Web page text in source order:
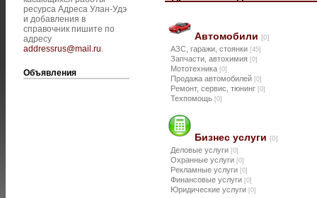
ресурса Адреса Улан-Удэ
и добавления в
справочник пишите по
адресу
addressrus@mail.ru.
Объявления
Автомобили [0]
АЗС, гаражи, стоянки [45]
Запчасти, автохимия [0]
Мототехника [0]
Продажа автомобилей [0]
Ремонт, сервис, тюнинг [0]
Техпомощь [0]
Бизнес услуги [0]
Деловые услуги [0]
Охранные услуги [0]
Рекламные услуги [0]
Финансовые услуги [0]
Юридические услуги [0]